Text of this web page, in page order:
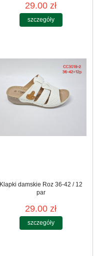
29.00 zł
szczegóły
Klapki damskie Roz 36-42 / 12
par
29.00 zł
szczegóły